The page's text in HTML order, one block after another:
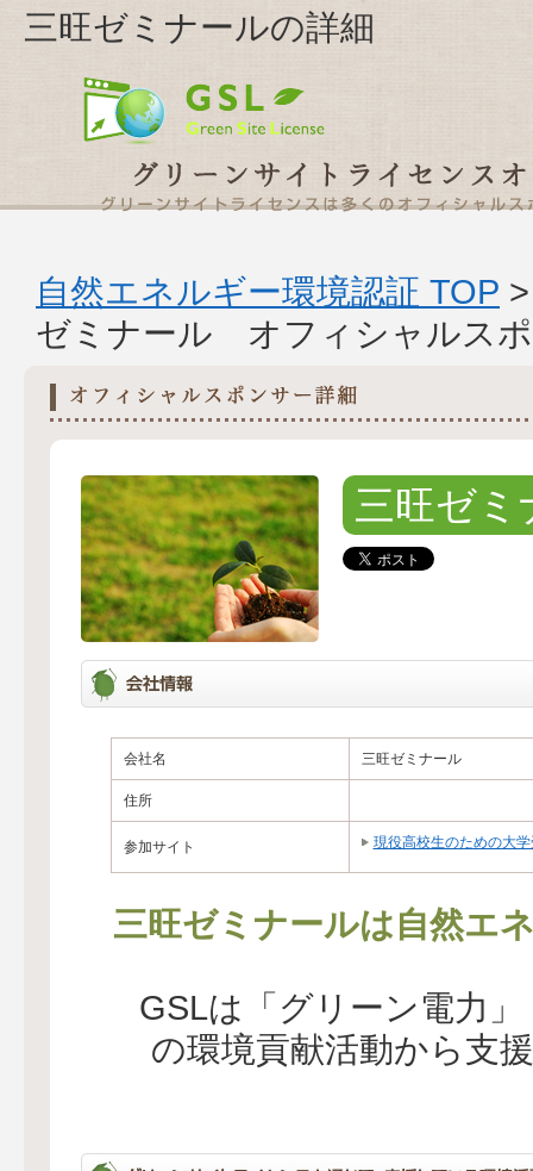
三旺ゼミナールの詳細
自然エネルギー環境認証 TOP
ゼミナール オフィシャルス
三旺ゼミ
会社名 三旺ゼミナール
住所
参加サイト 現役高校生のための大
三旺ゼミナールは自然エ
GSLは「グリーン電力
の環境貢献活動から支